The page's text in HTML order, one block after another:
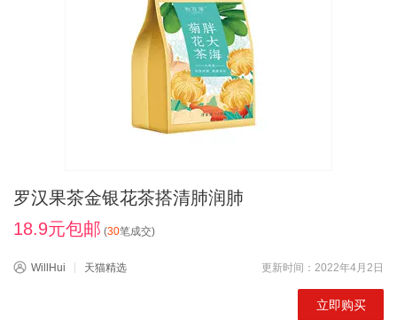
罗汉果茶金银花茶搭清肺润肺
18.9元包邮 (30笔成交)
WillHui 天猫精选 更新时间：2022年4月2日
立即购买